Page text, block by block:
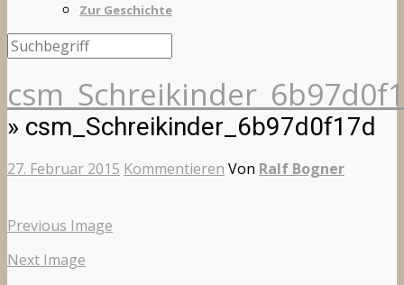
Zur Geschichte
» csm_Schreikinder_6b97d0f17d
27. Februar 2015 Kommentieren Von Ralf Bogner
Previous Image
Next Image